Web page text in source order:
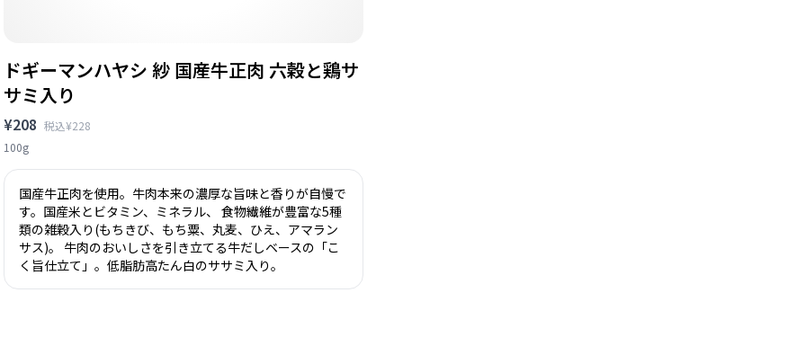
ドギーマンハヤシ 紗 国産牛正肉 六穀と鶏サ
サミ入り
¥208 税込¥228
100g
国産牛正肉を使用。牛肉本来の濃厚な旨味と香りが自慢で
す。国産米とビタミン、ミネラル、 食物繊維が豊富な5種
類の雑穀入り(もちきび、もち粟、丸麦、ひえ、アマラン
サス)。 牛肉のおいしさを引き立てる牛だしベースの「こ
く旨仕立て」。低脂肪高たん白のササミ入り。